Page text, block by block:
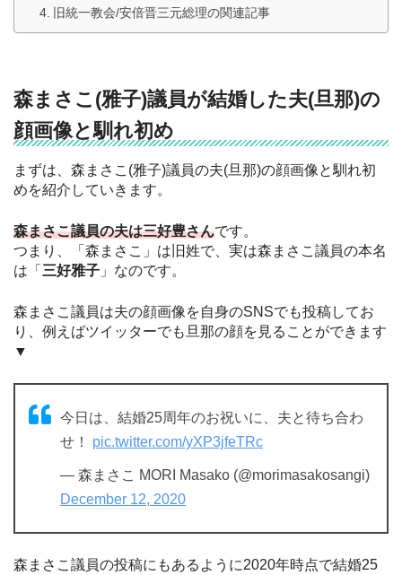
旧統一教会/安倍晋三元総理の関連記事
森まさこ(雅子)議員が結婚した夫(旦那)の
顔画像と馴れ初め
まずは、森まさこ(雅子)議員の夫(旦那)の顔画像と馴れ初
めを紹介していきます。
森まさこ議員の夫は三好豊さんです。
つまり、「森まさこ」は旧姓で、実は森まさこ議員の本名
は「 三好雅子 」なのです。
森まさこ議員は夫の顔画像を自身のSNSでも投稿してお
り、例えばツイッターでも旦那の顔を見ることができます
▼
今日は、結婚25周年のお祝いに、夫と待ち合わ
せ！ pic.twitter.com/yXP3jfeTRc
— 森まさこ MORI Masako (@morimasakosangi)
December 12, 2020
森まさこ議員の投稿にもあるように2020年時点で結婚25